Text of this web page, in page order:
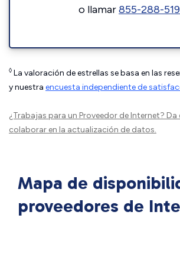
o llamar855-288-
◊ La valoración de estrellas se basa en las
y nuestra encuesta independiente de
¿Trabajas para un Proveedor de Internet? Da
colaborar en la actualización de datos.
Mapa de
proveedores de